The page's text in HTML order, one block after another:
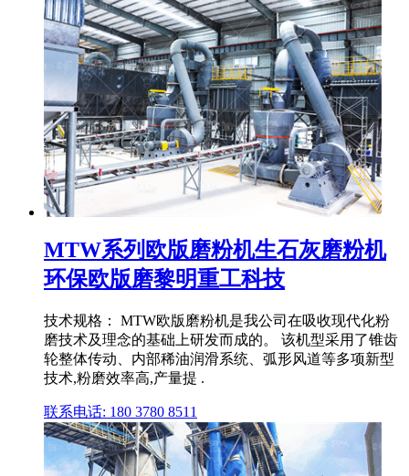
MTW系列欧版磨粉机生石灰磨粉机
环保欧版磨黎明重工科技
技术规格： MTW欧版磨粉机是我公司在吸收现代化粉
磨技术及理念的基础上研发而成的。 该机型采用了锥齿
轮整体传动、内部稀油润滑系统、弧形风道等多项新型
技术,粉磨效率高,产量提 .
联系电话: 180 3780 8511